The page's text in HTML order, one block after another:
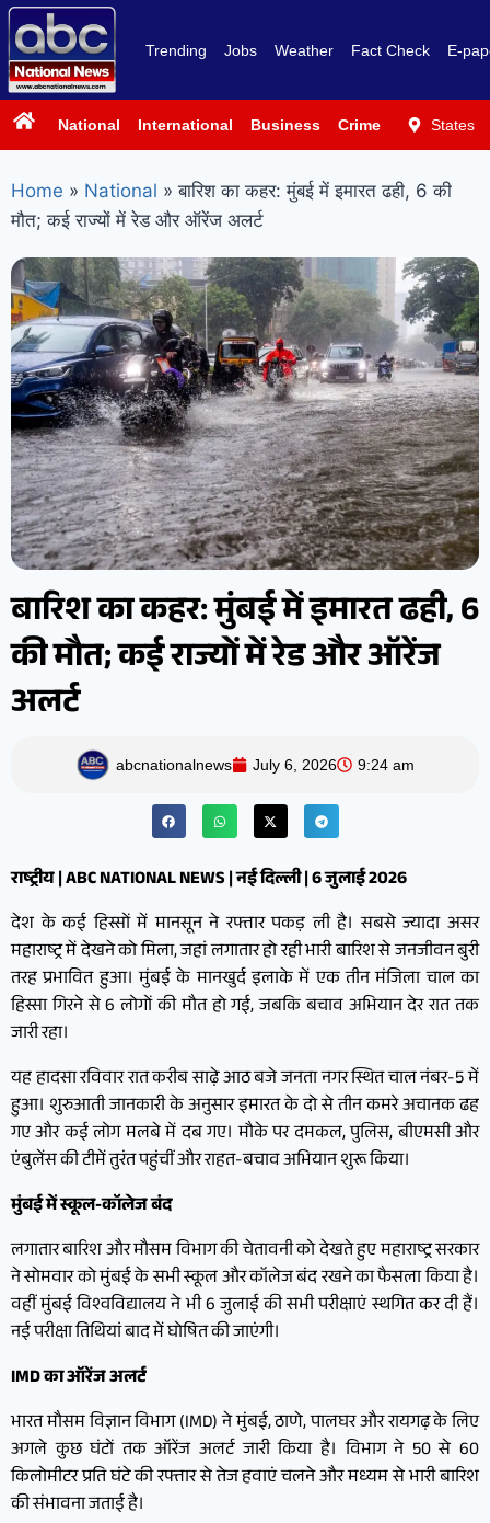
Trending Jobs Weather Fact Check E-
National International Business Crime PoliticsStates
Home » National » बारिश का कहर: मुंबई में इमारत ढही, 6 की
मौत; कई राज्यों में रेड और ऑरेंज अलर्ट
बारिश का कहर: मुंबई में इमारत ढही, 6
की मौत; कई राज्यों में रेड और ऑरेंज
अलर्ट
abcnationalnews July 6, 2026 9:24 am
राष्ट्रीय | ABC NATIONAL NEWS | नई दिल्ली | 6 जुलाई 2026
देश के कई हिस्सों में मानसून ने रफ्तार पकड़ ली है। सबसे ज्यादा असर
महाराष्ट्र में देखने को मिला, जहां लगातार हो रही भारी बारिश से जनजीवन बुरी
तरह प्रभावित हुआ। मुंबई के मानखुर्द इलाके में एक तीन मंजिला चाल का
हिस्सा गिरने से 6 लोगों की मौत हो गई, जबकि बचाव अभियान देर रात तक
जारी रहा।
यह हादसा रविवार रात करीब साढ़े आठ बजे जनता नगर स्थित चाल नंबर-5 में
हुआ। शुरुआती जानकारी के अनुसार इमारत के दो से तीन कमरे अचानक ढह
गए और कई लोग मलबे में दब गए। मौके पर दमकल, पुलिस, बीएमसी और
एंबुलेंस की टीमें तुरंत पहुंचीं और राहत-बचाव अभियान शुरू किया।
मुंबई में स्कूल-कॉलेज बंद
लगातार बारिश और मौसम विभाग की चेतावनी को देखते हुए महाराष्ट्र सरकार
ने सोमवार को मुंबई के सभी स्कूल और कॉलेज बंद रखने का फैसला किया है।
वहीं मुंबई विश्वविद्यालय ने भी 6 जुलाई की सभी परीक्षाएं स्थगित कर दी हैं।
नई परीक्षा तिथियां बाद में घोषित की जाएंगी।
IMD का ऑरेंज अलर्ट
भारत मौसम विज्ञान विभाग (IMD) ने मुंबई, ठाणे, पालघर और रायगढ़ के लिए
अगले कुछ घंटों तक ऑरेंज अलर्ट जारी किया है। विभाग ने 50 से 60
किलोमीटर प्रति घंटे की रफ्तार से तेज हवाएं चलने और मध्यम से भारी बारिश
की संभावना जताई है।